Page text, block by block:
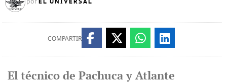
por
COMPARTIR
El técnico de Pachuca y Atlante